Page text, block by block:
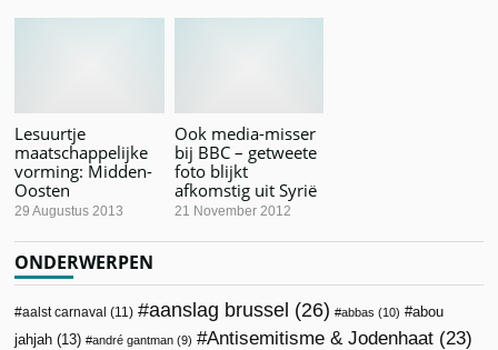
Lesuurtje
maatschappelijke
vorming: Midden-
Oosten
29 Augustus 2013
Ook media-misser
bij BBC – getweete
foto blijkt
afkomstig uit Syrië
21 November 2012
ONDERWERPEN
aalst carnaval (11) aanslag brussel (26) abbas (10)
abou
jahjah (13) andré gantman (9) Antisemitisme & Jodenhaat (23)